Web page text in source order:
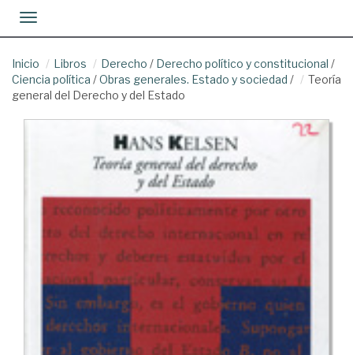
Toggle navigation
Inicio Libros Derecho / Derecho político y constitucional /
Ciencia política /Obras generales. Estado y sociedad /
Teoría
general del Derecho y del Estado